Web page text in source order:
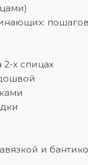
х спицах
и